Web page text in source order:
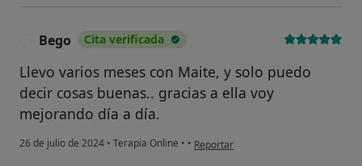
Bego Cita verificada
Llevo varios meses con Maite, y solo puedo
decir cosas buenas.. gracias a ella voy
mejorando día a día.
26 de julio de 2024 • Terapia Online • • en opinión del usuario Bego
Reportar